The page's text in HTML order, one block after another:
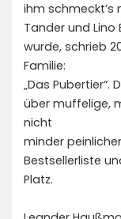
ihm schmeckt’s
Tander und
wurde, schrieb
Familie:
„Das
über muffelige,
nicht
minder
Bestsellerliste
Platz.